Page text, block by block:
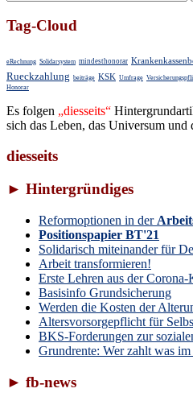
Tag-Cloud
eRechnung Solidarsystem mindesthonorar
Rueckzahlung beiträge KSK Umfrage
Honorar
Es folgen „dies­seits“
sich das Leben, das Uni­ver­sum und
diesseits
► Hintergründiges
Reformoptionen in der
Positionspapier BT'21
Solidarisch miteinander für
Arbeit transformieren!
Erste Lehren aus der Corona-
Basisinfo Grundsicherung
Werden die Kosten der
Altersvorsorgepflicht für
BKS-Forderungen zur
Grundrente: Wer zahlt was im
► fb-news